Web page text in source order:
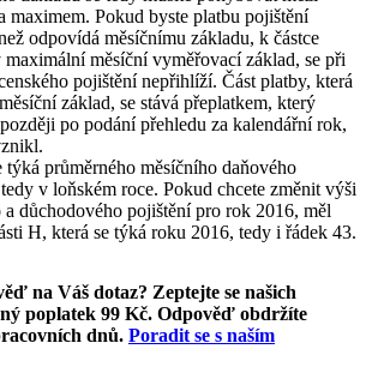
maximem. Pokud byste platbu pojištění
odpovídá měsíčnímu základu, k částce
maximální měsíční vyměřovací základ, se při
pojištění nepřihlíží. Část platby, která
základ, se stává přeplatkem, který
po podání přehledu za kalendářní rok,
týká průměrného měsíčního daňového
v loňském roce. Pokud chcete změnit výši
a důchodového pojištění pro rok 2016, měl
H, která se týká roku 2016, tedy i řádek 43.
na Váš dotaz? Zeptejte se našich
poplatek 99 Kč. Odpověď obdržíte
dnů. Poradit se s naším